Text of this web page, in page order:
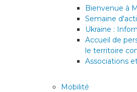
compte citoyen
sur l’une des
dessus. Pour
d’autres
administratives
cliquez sur l’une
Bienvenue à
Semaine
Ukraine :
Accueil de
le territoire
Associations
Mobilité